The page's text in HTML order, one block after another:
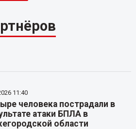
11:40
человека пострадали в
атаки БПЛА в
области